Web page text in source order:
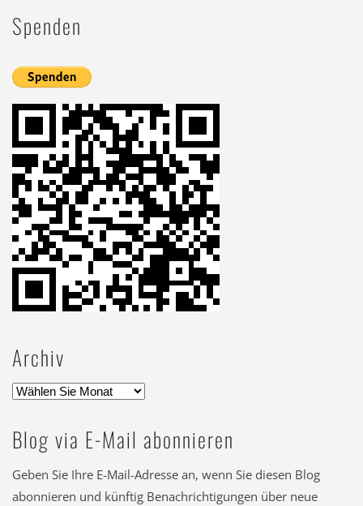
Spenden
Archiv
Blog via E-Mail abonnieren
Geben Sie Ihre E-Mail-Adresse an, wenn Sie diesen Blog
abonnieren und künftig Benachrichtigungen über neue